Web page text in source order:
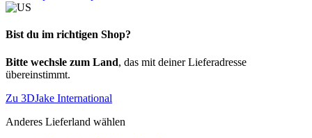
Bist du im richtigen Shop?
Bitte wechsle zum Land, das mit deiner Lieferadresse
übereinstimmt.
Zu 3DJake International
Anderes Lieferland wählen